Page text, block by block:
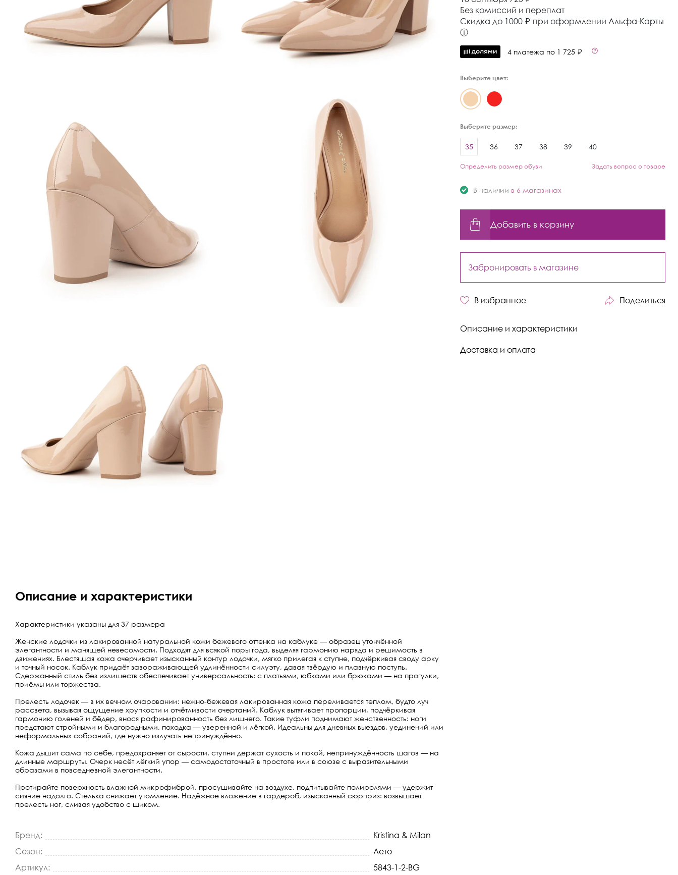
Полуботинки
Ботильоны
Кроссовки
Мюли
Без комиссий и переплат
Cкидка до 1000 ₽ при оформлении Альфа-Карты
ⓘ
4 платежа по 1 725 ₽
Выберите цвет:
Выберите размер:
35 36 37 38 39 40
Определить размер обуви Задать вопрос о товаре
В наличии в 6 магазинах
Добавить в корзину
Забронировать в магазине
В избранное Поделиться
Описание и характеристики
Доставка и оплата
Описание и характеристики
Характеристики указаны для 37 размера
Женские лодочки из лакированной натуральной кожи бежевого оттенка на каблуке — образец утончённой
элегантности и манящей невесомости. Подходят для всякой поры года, выделяя гармонию наряда и решимость в
движениях. Блестящая кожа очерчивает изысканный контур лодочки, мягко прилегая к ступне, подчёркивая своду арку
и точный носок. Каблук придаёт завораживающей удлинённости силуэту, давая твёрдую и плавную поступь.
Сдержанный стиль без излишеств обеспечивает универсальность: с платьями, юбками или брюками — на прогулки,
приёмы или торжества.
Прелесть лодочек — в их вечном очаровании: нежно-бежевая лакированная кожа переливается теплом, будто луч
рассвета, вызывая ощущение хрупкости и отчётливости очертаний. Каблук вытягивает пропорции, подчёркивая
гармонию голеней и бёдер, внося рафинированность без лишнего. Такие туфли поднимают женственность: ноги
предстают стройными и благородными, походка — уверенной и лёгкой. Идеальны для дневных выездов, уединений или
неформальных собраний, где нужно излучать непринуждённо.
Кожа дышит сама по себе, предохраняет от сырости, ступни держат сухость и покой, непринуждённость шагов — на
длинные маршруты. Очерк несёт лёгкий упор — самодостаточный в простоте или в союзе с выразительными
образами в повседневной элегантности.
Протирайте поверхность влажной микрофиброй, просушивайте на воздухе, подпитывайте полиролями — удержит
сияние надолго. Стелька снижает утомление. Надёжное вложение в гардероб, изысканный сюрприз: возвышает
прелесть ног, сливая удобство с шиком.
Бренд:
Kristina & Milan
Сезон:
Лето
Артикул:
5843-1-2-BG